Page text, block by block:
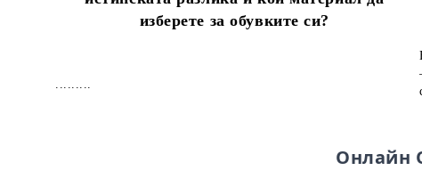
изберете за обувките си?
Онлайн